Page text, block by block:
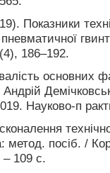
Показники
186–192.
основних
Науково-п
метод. посіб. /
109 с.